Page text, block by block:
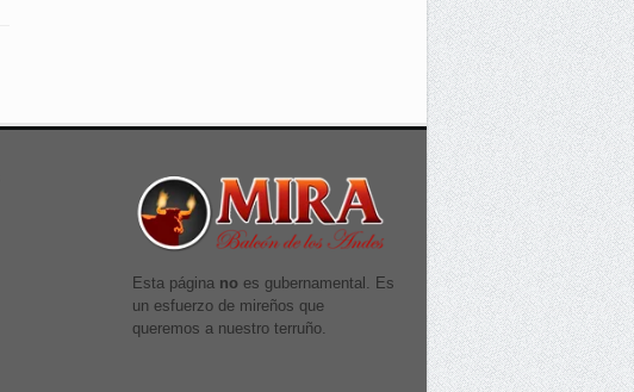
Esta página no es gubernamental. Es
un esfuerzo de mireños que
queremos a nuestro terruño.